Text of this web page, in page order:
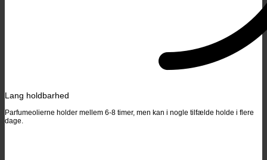
Lang holdbarhed
Parfumeolierne holder mellem 6-8 timer, men kan i nogle tilfælde holde i flere
dage.